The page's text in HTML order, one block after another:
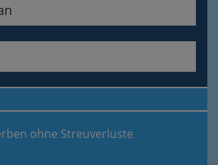
ohne Streuverluste